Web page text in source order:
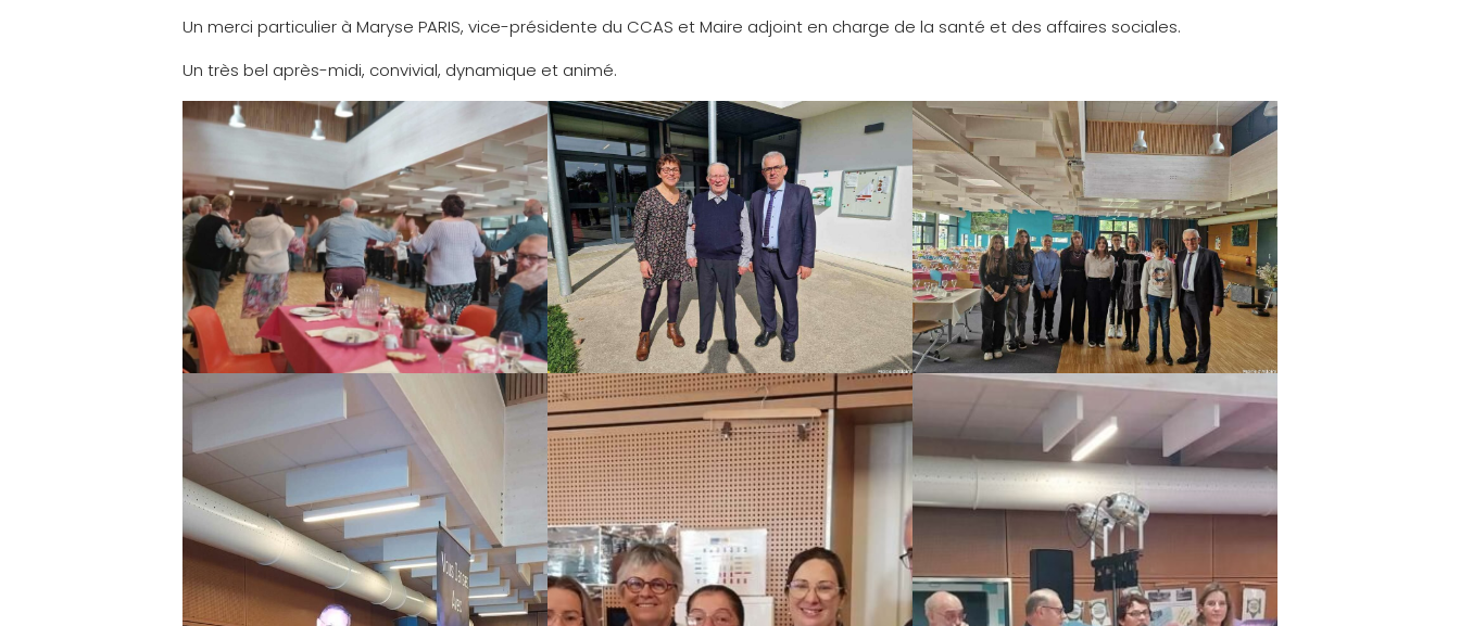
Un merci particulier à Maryse PARIS, vice-présidente du CCAS et Maire adjoint en charge de la santé et des affaires sociales.
Un très bel après-midi, convivial, dynamique et animé.